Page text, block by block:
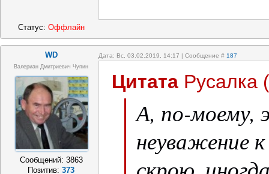
испытываю
которые они
рассказать
Статус: Оффлайн
WD Дата: Вс, 03.02.2019, 14:17 | Сообщение # 187
Валериан Дмитриевич Чупин
Сообщений: 3863
Позитив:373
Цитата Русалка (
А, по-моему,
неуважение